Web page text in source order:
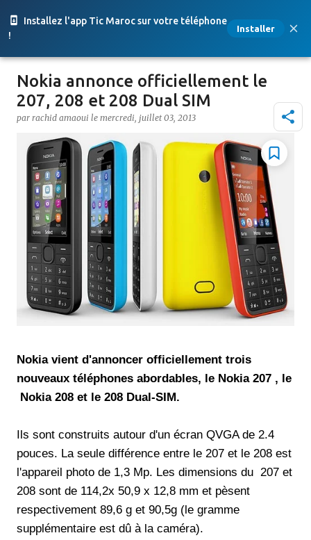
Installez l'app Tic Maroc sur votre téléphone
!
Installer
Accéder au contenu principal
Nokia annonce officiellement le
207, 208 et 208 Dual SIM
par rachid amaoui le mercredi, juillet 03, 2013
Nokia vient d'annoncer officiellement trois
nouveaux téléphones abordables, le Nokia 207 , le
Nokia 208 et le 208 Dual-SIM.
Ils sont construits autour d'un écran QVGA de 2.4
pouces. La seule différence entre le 207 et le 208 est
l'appareil photo de 1,3 Mp. Les dimensions du 207 et
208 sont de 114,2x 50,9 x 12,8 mm et pèsent
respectivement 89,6 g et 90,5g (le gramme
supplémentaire est dû à la caméra).